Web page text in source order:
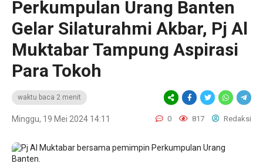
Perkumpulan Urang Banten
Gelar Silaturahmi Akbar, Pj Al
Muktabar Tampung Aspirasi
Para Tokoh
waktu baca 2 menit
Minggu, 19 Mei 2024 14:11 0 817 Redaksi